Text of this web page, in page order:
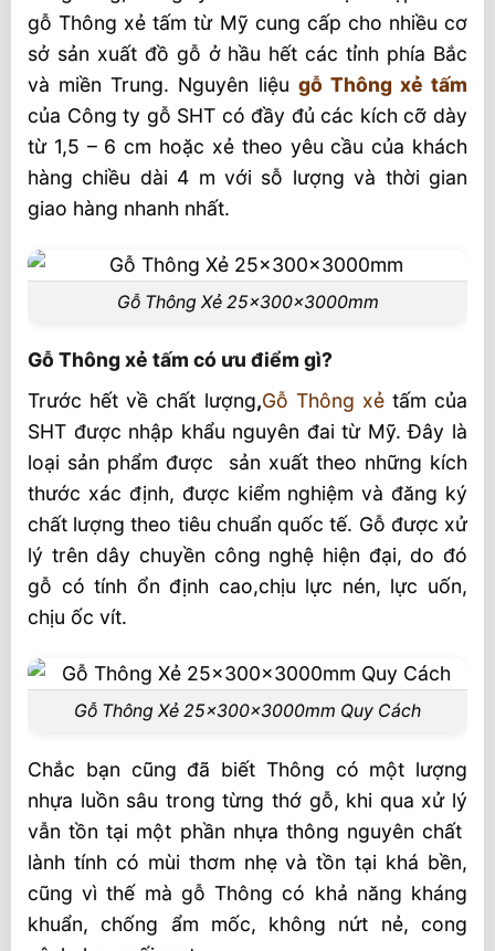
Đa dạng nội thất
Đặc điểm gỗ tại SHT VIỆT NAM
gỗ Thông xẻ tấm từ Mỹ cung cấp cho nhiều cơ
sở sản xuất đồ gỗ ở hầu hết các tỉnh phía Bắc
và miền Trung. Nguyên liệu gỗ Thông xẻ tấm
của Công ty gỗ SHT có đầy đủ các kích cỡ dày
từ 1,5 – 6 cm hoặc xẻ theo yêu cầu của khách
hàng chiều dài 4 m với sỗ lượng và thời gian
giao hàng nhanh nhất.
Gỗ Thông Xẻ 25x300x3000mm
Gỗ Thông xẻ tấm có ưu điểm gì?
Trước hết về chất lượng,Gỗ Thông xẻtấm của
SHT được nhập khẩu nguyên đai từ Mỹ. Đây là
loại sản phẩm được sản xuất theo những kích
thước xác định, được kiểm nghiệm và đăng ký
chất lượng theo tiêu chuẩn quốc tế. Gỗ được xử
lý trên dây chuyền công nghệ hiện đại, do đó
gỗ có tính ổn định cao,chịu lực nén, lực uốn,
chịu ốc vít.
Gỗ Thông Xẻ 25x300x3000mm Quy Cách
Chắc bạn cũng đã biết Thông có một lượng
nhựa luồn sâu trong từng thớ gỗ, khi qua xử lý
vẫn tồn tại một phần nhựa thông nguyên chất
lành tính có mùi thơm nhẹ và tồn tại khá bền,
cũng vì thế mà gỗ Thông có khả năng kháng
khuẩn, chống ẩm mốc, không nứt nẻ, cong